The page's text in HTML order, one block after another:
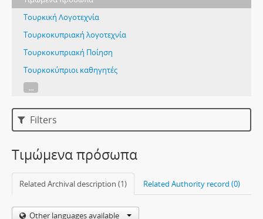
Τουρκική Λογοτεχνία
Τουρκοκυπριακή λογοτεχνία
Τουρκοκυπριακή Ποίηση
Τουρκοκύπριοι καθηγητές
...
Filters
Τιμώμενα πρόσωπα
Related Archival description (1) Related Authority record (0)
Other languages available